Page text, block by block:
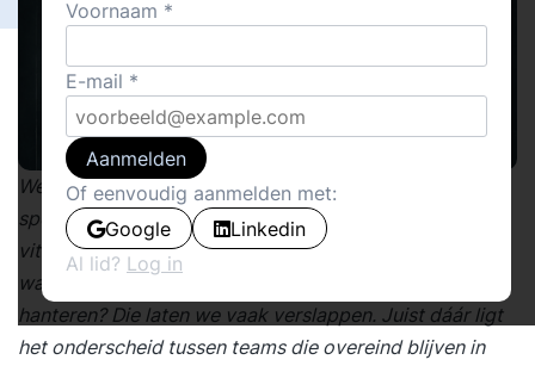
We trainen massaal onze lichamen en breinen met
sportscholen, mindfulness-apps en
vitaliteitsprogramma’s. Maar de sociale spieren
waarmee we samenwerken, luisteren en conflicten
hanteren? Die laten we vaak verslappen. Juist dáár ligt
het onderscheid tussen teams die overeind blijven in
Voornaam
E-mail
Aanmelden
Of eenvoudig aanmelden met:
Google
Linkedin
Al lid? Log in